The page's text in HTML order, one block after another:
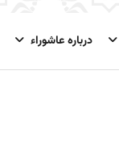
درباره عاشوراء